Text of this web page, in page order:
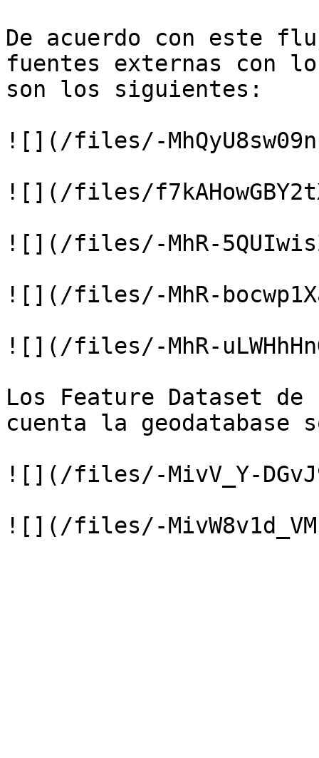
De acuerdo con este
fuentes externas con
son los siguientes:
![](/files/-
![](/files/
![](/files/-MhR-
![](/files/-MhR-
![](/files/-MhR-
Los Feature Dataset
cuenta la geodatabase
![](/files/-MivV_Y-